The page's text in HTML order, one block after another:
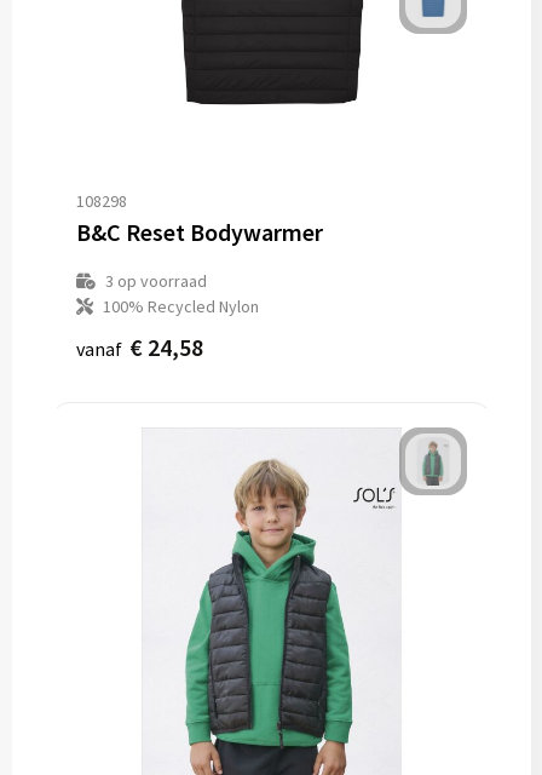
108298
B&C Reset Bodywarmer
3 op voorraad
100% Recycled Nylon
vanaf € 24,58